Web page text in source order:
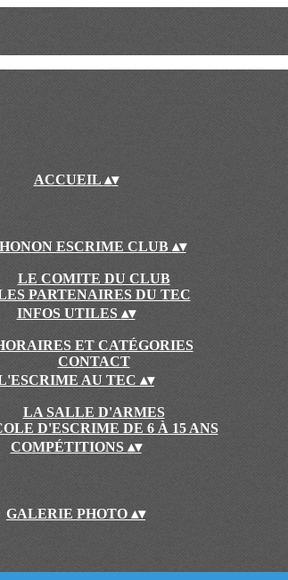
ACCUEIL ▴▾
ESCRIME CLUB ▴▾
LE COMITE DU CLUB
PARTENAIRES DU TEC
INFOS UTILES ▴▾
ET CATÉGORIES
CONTACT
AU TEC ▴▾
LA SALLE D'ARMES
D'ESCRIME DE 6 À 15 ANS
COMPÉTITIONS ▴▾
GALERIE PHOTO ▴▾